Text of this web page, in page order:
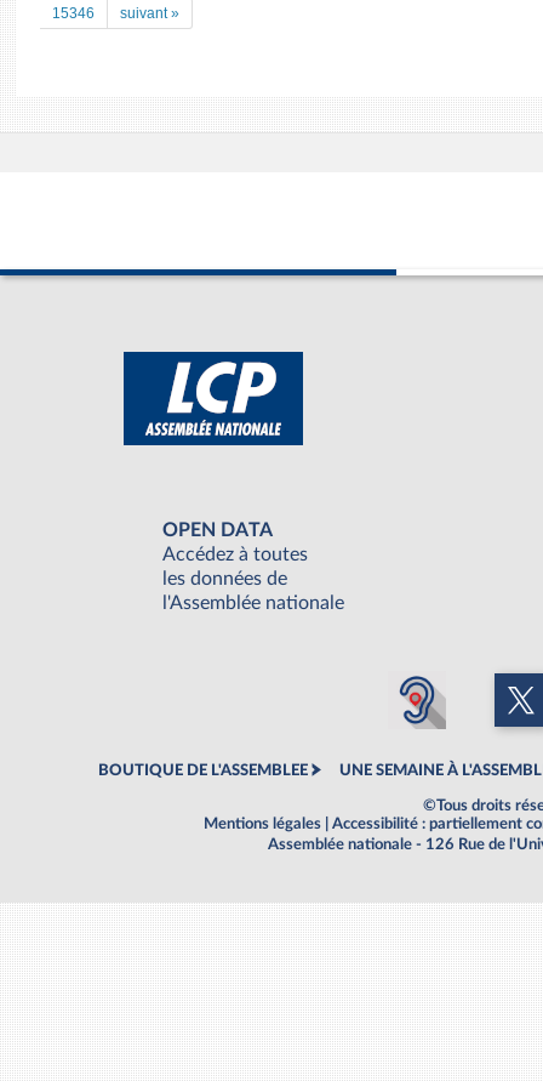
15346
suivant »
OPEN DATA
Accédez à toutes
les données de
l'Assemblée nationale
BOUTIQUE DE L'ASSEMBLEE UNE SEMAINE À
©Tous droits
Mentions légales
Accessibilité : partiellement
Assemblée nationale - 126 Rue de